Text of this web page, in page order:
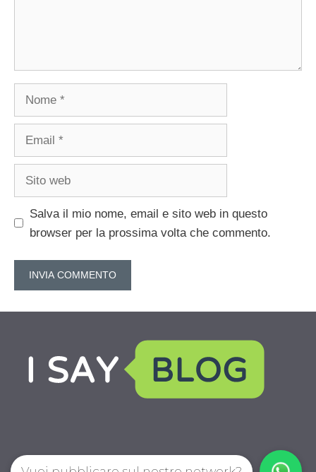
Salva il mio nome, email e sito web in questo
browser per la prossima volta che commento.